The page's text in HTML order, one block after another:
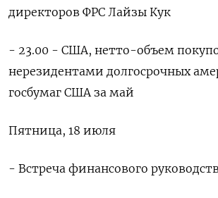
директоров ФРС Лайзы Кук
- 23.00 - США, нетто-объем
нерезидентами долгосрочных
госбумаг США за май
Пятница, 18 июля
- Встреча финансового